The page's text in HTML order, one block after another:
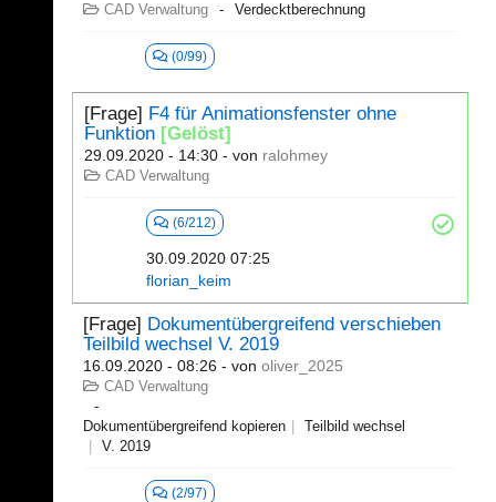
CAD Verwaltung Verdecktberechnung
(0/99)
[Frage] F4 für Animationsfenster ohne
Funktion [Gelöst]
29.09.2020 - 14:30 - von ralohmey
CAD Verwaltung
(6/212)
30.09.2020 07:25
florian_keim
[Frage] Dokumentübergreifend verschieben
Teilbild wechsel V. 2019
16.09.2020 - 08:26 - von oliver_2025
CAD Verwaltung
Dokumentübergreifend kopieren
Teilbild wechsel
V. 2019
(2/97)